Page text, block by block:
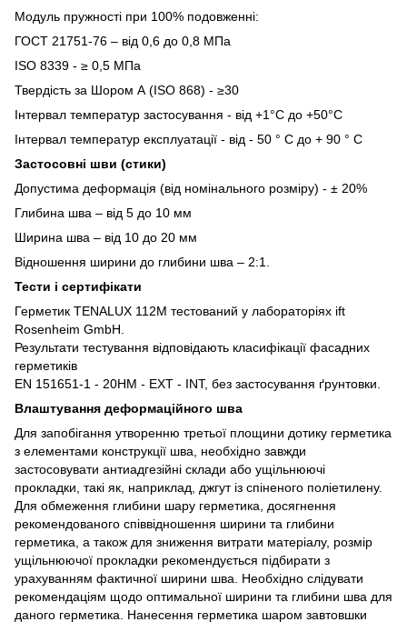
Модуль пружності при 100% подовженні:
ГОСТ 21751-76 – від 0,6 до 0,8 МПа
ISO 8339 - ≥ 0,5 МПа
Твердість за Шором А (ISO 868) - ≥30
Інтервал температур застосування - від +1°C до +50°C
Інтервал температур експлуатації - від - 50 ° C до + 90 ° C
Застосовні шви (стики)
Допустима деформація (від номінального розміру) - ± 20%
Глибина шва – від 5 до 10 мм
Ширина шва – від 10 до 20 мм
Відношення ширини до глибини шва – 2:1.
Тести і сертифікати
Герметик TENALUX 112M тестований у лабораторіях ift
Rosenheim GmbH.
Результати тестування відповідають класифікації фасадних
герметиків
EN 151651-1 - 20HM - EXT - INT, без застосування ґрунтовки.
Влаштування деформаційного шва
Для запобігання утворенню третьої площини дотику герметика
з елементами конструкції шва, необхідно завжди
застосовувати антиадгезійні склади або ущільнюючі
прокладки, такі як, наприклад, джгут із спіненого поліетилену.
Для обмеження глибини шару герметика, досягнення
рекомендованого співвідношення ширини та глибини
герметика, а також для зниження витрати матеріалу, розмір
ущільнюючої прокладки рекомендується підбирати з
урахуванням фактичної ширини шва. Необхідно слідувати
рекомендаціям щодо оптимальної ширини та глибини шва для
даного герметика. Нанесення герметика шаром завтовшки